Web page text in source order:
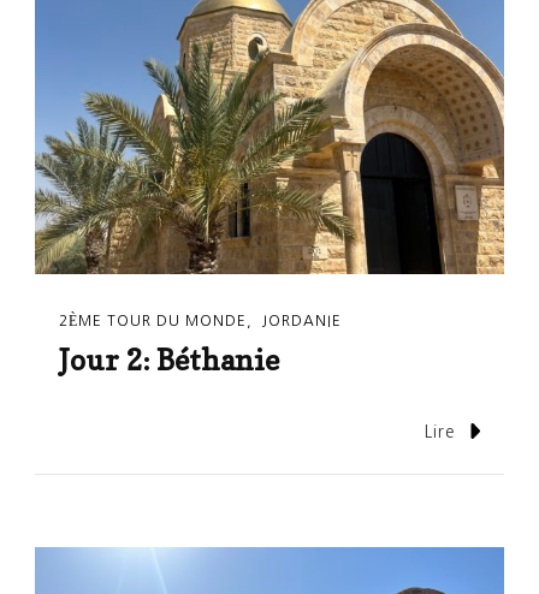
2ÈME TOUR DU MONDE JORDANIE
Jour 2: Béthanie
Lire